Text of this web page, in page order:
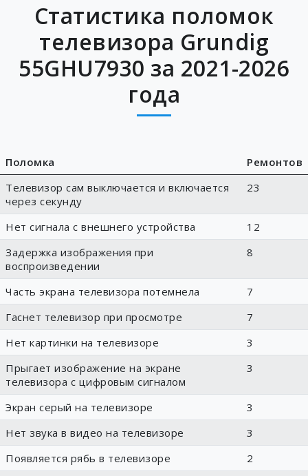
Статистика поломок
телевизора Grundig
55GHU7930 за 2021-2026
года
Поломка
Ремонтов
Телевизор сам выключается и включается
через секунду
23
Нет сигнала с внешнего устройства
12
Задержка изображения при
воспроизведении
8
Часть экрана телевизора потемнела
7
Гаснет телевизор при просмотре
7
Нет картинки на телевизоре
3
Прыгает изображение на экране
телевизора с цифровым сигналом
3
Экран серый на телевизоре
3
Нет звука в видео на телевизоре
3
Появляется рябь в телевизоре
2